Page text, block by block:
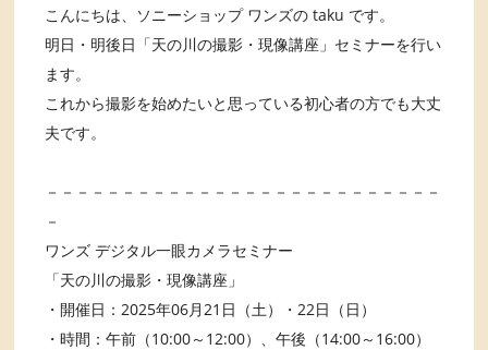
こんにちは、ソニーショップ ワンズの taku です。
明日・明後日「天の川の撮影・現像講座」セミナーを行い
ます。
これから撮影を始めたいと思っている初心者の方でも大丈
夫です。
－－－－－－－－－－－－－－－－－－－－－－－－－－
－
ワンズ デジタル一眼カメラセミナー
「天の川の撮影・現像講座」
・開催日：2025年06月21日（土）・22日（日）
・時間：午前（10:00～12:00）、午後（14:00～16:00）